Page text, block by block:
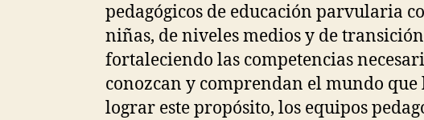
pedagógicos de educación parvularia
niñas, de niveles medios y de
fortaleciendo las competencias
conozcan y comprendan el mundo que
lograr este propósito, los equipos